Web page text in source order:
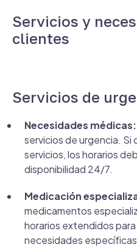
Servicios y
clientes
Servicios de
Necesidades médicas:
servicios de urgencia.
servicios, los horarios
disponibilidad 24/7.
Medicación
medicamentos
horarios extendidos
necesidades